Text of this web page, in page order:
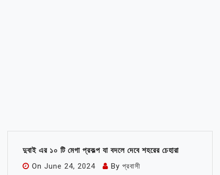
দুবাই এর ১০ টি মেগা প্রকল্প যা বদলে দেবে শহরের চেহারা
On June 24, 2024 By প্রবাসী